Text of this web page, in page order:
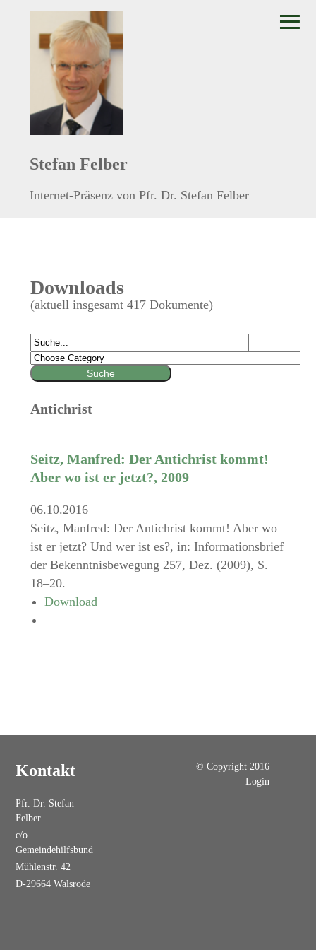
Stefan Felber
Internet-Präsenz von Pfr. Dr. Stefan Felber
Downloads
(aktuell insgesamt 417 Dokumente)
Antichrist
Seitz, Manfred: Der Antichrist kommt!
Aber wo ist er jetzt?, 2009
06.10.2016
Seitz, Manfred: Der Antichrist kommt! Aber wo
ist er jetzt? Und wer ist es?, in: Informationsbrief
der Bekenntnisbewegung 257, Dez. (2009), S.
18–20.
Download
Kontakt
Pfr. Dr. Stefan
Felber
c/o
Gemeindehilfsbund
Mühlenstr. 42
D-29664 Walsrode
© Copyright 2016
Login
≡